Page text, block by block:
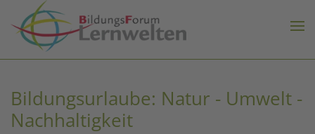
Zum Hauptinhalt springen
Bildungsurlaube: Natur - Umwelt -
Nachhaltigkeit